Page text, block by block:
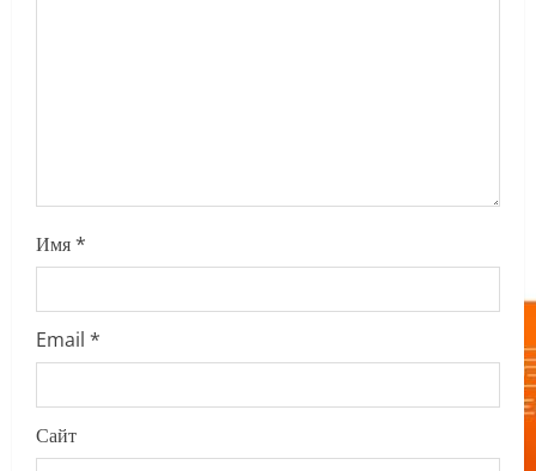
Имя*
Email *
Сайт